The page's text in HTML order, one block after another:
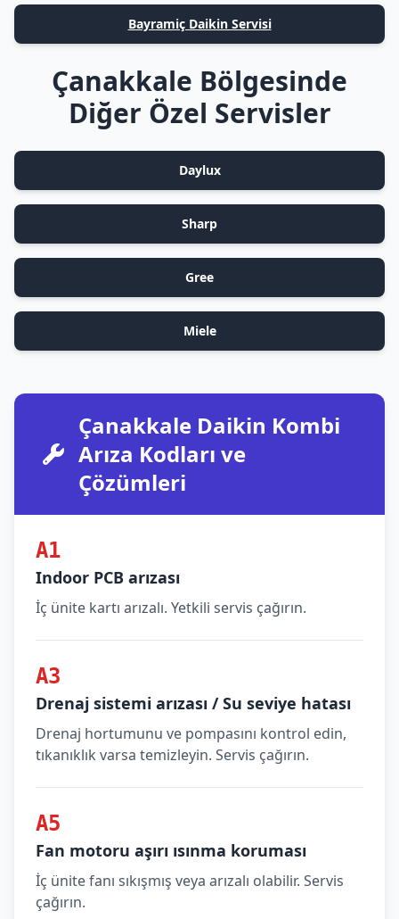
Bayramiç Daikin Servisi
Çanakkale Bölgesinde
Diğer Özel Servisler
Daylux
Sharp
Gree
Miele
Çanakkale Daikin Kombi
Arıza Kodları ve
Çözümleri
A1
Indoor PCB arızası
İç ünite kartı arızalı. Yetkili servis çağırın.
A3
Drenaj sistemi arızası / Su seviye hatası
Drenaj hortumunu ve pompasını kontrol edin,
tıkanıklık varsa temizleyin. Servis çağırın.
A5
Fan motoru aşırı ısınma koruması
İç ünite fanı sıkışmış veya arızalı olabilir. Servis
çağırın.